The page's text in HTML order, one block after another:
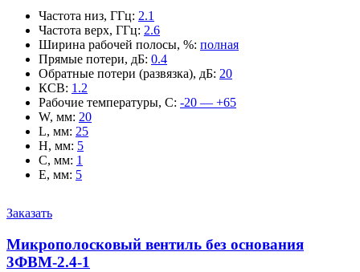
Частота низ, ГГц: 2.1
Частота верх, ГГц: 2.6
Ширина рабочей полосы, %: полная
Прямые потери, дБ: 0.4
Обратные потери (развязка), дБ: 20
КСВ: 1.2
Рабочие температуры, С: -20 — +65
W, мм: 20
L, мм: 25
H, мм: 5
C, мм: 1
E, мм: 5
Заказать
Микрополосковый вентиль без основания
3ФВМ-2.4-1